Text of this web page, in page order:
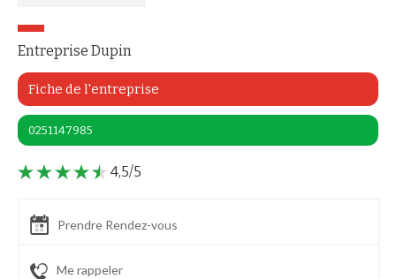
Entreprise Dupin
Fiche de l'entreprise
0251147985
4,5/5
Prendre Rendez-vous
Me rappeler